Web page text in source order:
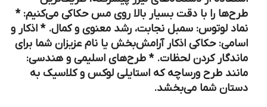
طرح‌ها را با دقت بسیار بالا روی مس حکاکی می‌کنیم: *
نماد لوتوس: سمبل نجابت، رشد معنوی و کمال. * اذکار و
اسامی: حکاکی اذکار آرامش‌بخش یا نام عزیزان شما برای
ماندگار کردن لحظات. * طرح‌های اسلیمی و هندسی:
مانند طرح ورساچه که استایلی لوکس و کلاسیک به
دستان شما می‌بخشد.